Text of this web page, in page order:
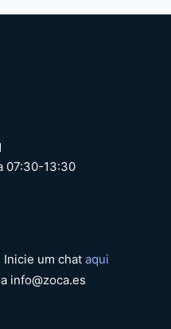
07:30-13:30
Inicie um chataqui
info@zoca.es